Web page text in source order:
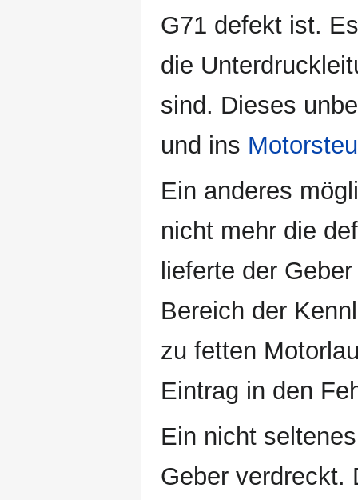
G71 defekt ist.
die
sind. Dieses
und ins
Ein anderes
nicht mehr die
lieferte der
Bereich der
zu fetten
Eintrag in den
Ein nicht
Geber verdreckt.